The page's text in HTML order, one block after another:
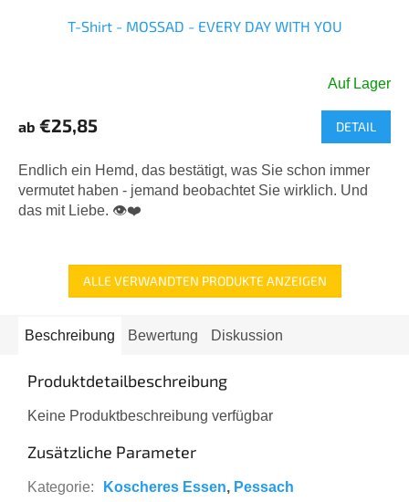
T-Shirt - MOSSAD - EVERY DAY WITH YOU
Produktbewertung
5,0
von
5
Auf Lager
ab €25,85 DETAIL
Endlich ein Hemd, das bestätigt, was Sie schon immer
vermutet haben - jemand beobachtet Sie wirklich. Und
das mit Liebe. 👁️❤️
ALLE VERWANDTEN PRODUKTE ANZEIGEN
Beschreibung Bewertung Diskussion
Produktdetailbeschreibung
Keine Produktbeschreibung verfügbar
Zusätzliche Parameter
Kategorie: Koscheres Essen, Pessach